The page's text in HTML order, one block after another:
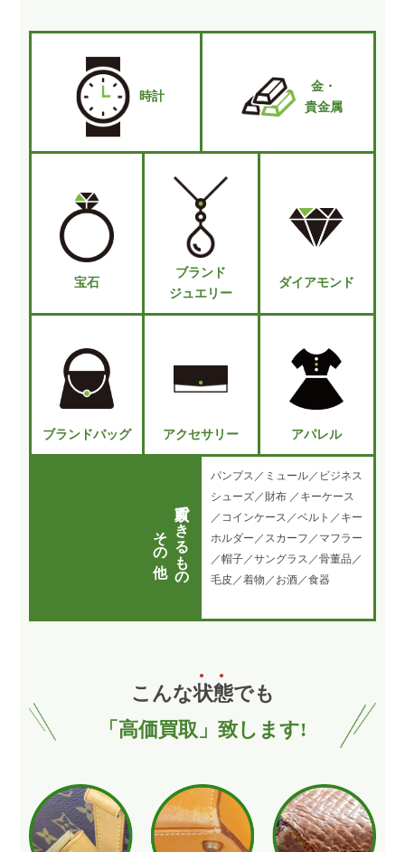
時計
金・
貴金属
宝石
ブランド
ジュエリー
ダイアモンド
ブランドバッグ アクセサリー アパレル
買取できるもの
その他
パンプス／ミュール／ビジネス
シューズ／財布 ／キーケース
／コインケース／ベルト／キー
ホルダー／スカーフ／マフラー
／帽子／サングラス／骨董品／
毛皮／着物／お酒／食器
こんな状態でも
「高価買取」致します!